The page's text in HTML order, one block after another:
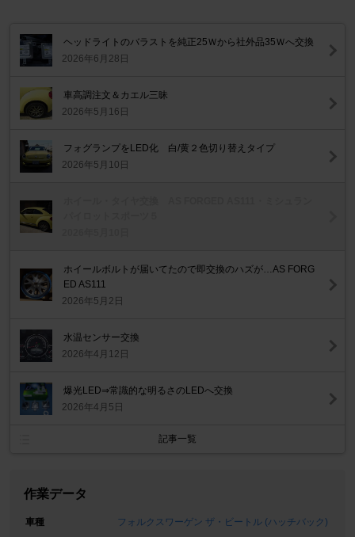
ヘッドライトのバラストを純正25Ｗから社外品35Ｗへ交換
2026年6月28日
車高調注文＆カエル三昧
2026年5月16日
フォグランプをLED化 白/黄２色切り替えタイプ
2026年5月10日
ホイールボルトが届いてたので即交換のハズが…AS FORG
ED AS111
2026年5月2日
水温センサー交換
2026年4月12日
爆光LED⇒常識的な明るさのLEDへ交換
2026年4月5日
記事一覧
作業データ
車種
フォルクスワーゲン ザ・ビートル (ハッチバック)